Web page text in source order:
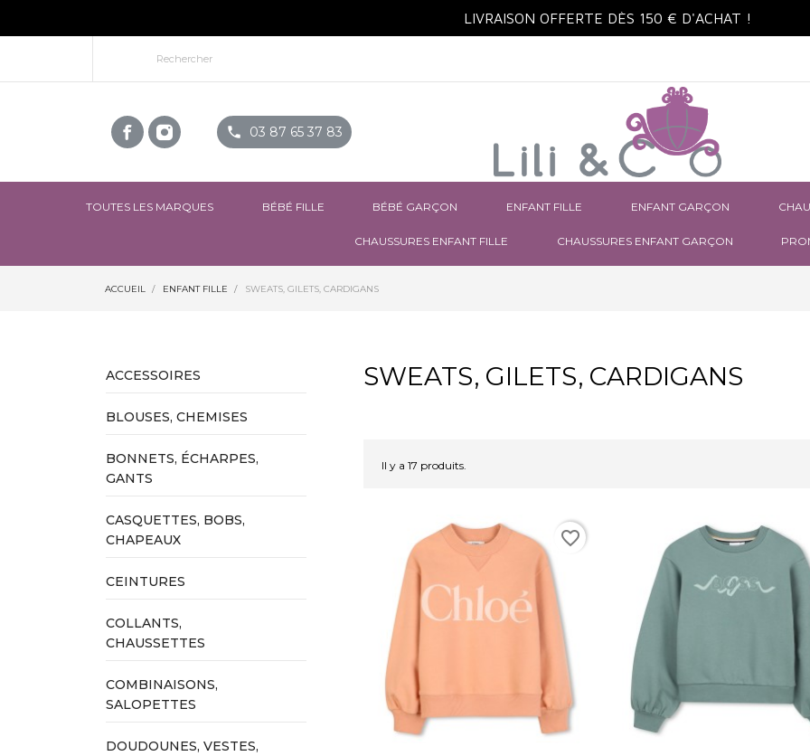
LIVRAISON OFFERTE DÈS 150 € D'ACHAT !
phone 03 87 65 37 83
TOUTES LES MARQUES BÉBÉ FILLE BÉBÉ GARÇON ENFANT FILLE ENFANT GARÇON
CHAUSSURES ENFANT FILLE CHAUSSURES ENFANT GARÇON
ACCUEIL ENFANT FILLE SWEATS, GILETS, CARDIGANS
ACCESSOIRES
BLOUSES, CHEMISES
BONNETS, ÉCHARPES,
GANTS
CASQUETTES, BOBS,
CHAPEAUX
CEINTURES
COLLANTS,
CHAUSSETTES
COMBINAISONS,
SALOPETTES
DOUDOUNES, VESTES,
SWEATS, GILETS, CARDIGANS
Il y a 17 produits.
favorite_border